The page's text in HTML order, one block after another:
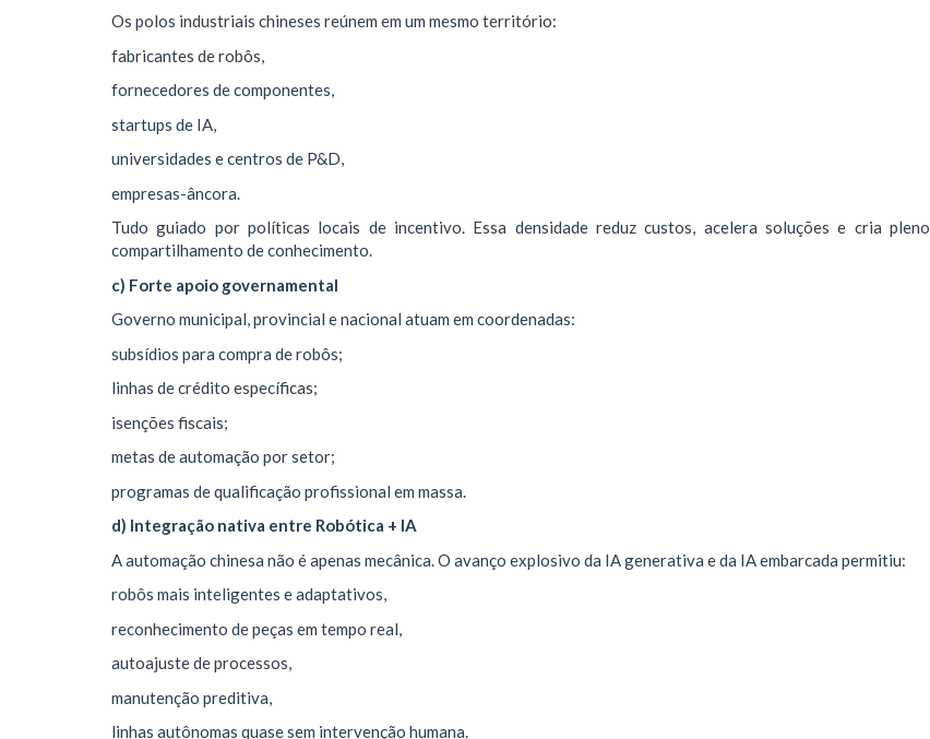
Os polos industriais chineses reúnem em um mesmo território:
fabricantes de robôs,
fornecedores de componentes,
startups de IA,
universidades e centros de P&D,
empresas-âncora.
Tudo guiado por políticas locais de incentivo. Essa densidade reduz custos, acelera soluções e cria pleno
compartilhamento de conhecimento.
c) Forte apoio governamental
Governo municipal, provincial e nacional atuam em coordenadas:
subsídios para compra de robôs;
linhas de crédito específicas;
isenções fiscais;
metas de automação por setor;
programas de qualificação profissional em massa.
d) Integração nativa entre Robótica + IA
A automação chinesa não é apenas mecânica. O avanço explosivo da IA generativa e da IA embarcada permitiu:
robôs mais inteligentes e adaptativos,
reconhecimento de peças em tempo real,
autoajuste de processos,
manutenção preditiva,
linhas autônomas quase sem intervenção humana.